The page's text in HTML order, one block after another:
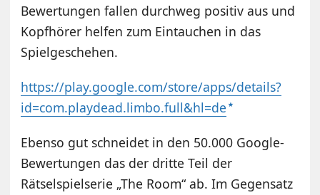
Bewertungen fallen durchweg positiv aus und
Kopfhörer helfen zum Eintauchen in das
Spielgeschehen.
https://play.google.com/store/apps/details?
id=com.playdead.limbo.full&hl=de
Ebenso gut schneidet in den 50.000 Google-
Bewertungen das der dritte Teil der
Rätselspielserie „The Room“ ab. Im Gegensatz